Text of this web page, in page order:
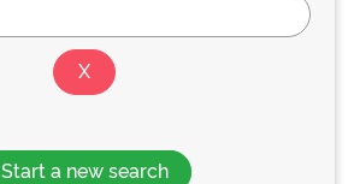
Start a new search